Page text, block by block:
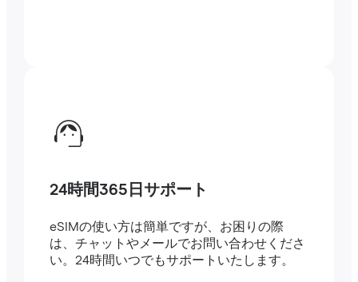
24時間365日サポート
eSIMの使い方は簡単ですが、お困りの際
は、チャットやメールでお問い合わせくださ
い。24時間いつでもサポートいたします。